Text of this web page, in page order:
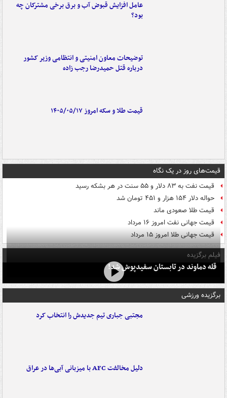
عامل افزایش قبوض آب و برق برخی مشترکان چه
بود؟
توضیحات معاون امنیتی و انتظامی وزیر کشور
درباره قتل حمیدرضا رجب زاده
قیمت طلا و سکه امروز ۱۴۰۵/۰۵/۱۷
قیمت‌های روز در یک نگاه
قیمت نفت به ۸۳ دلار و ۵۵ سنت در هر بشکه رسید
حواله دلار ۱۵۴ هزار و ۴۵۱ تومان شد
قیمت طلا صعودی ماند
قیمت جهانی نفت امروز ۱۶ مرداد
قیمت جهانی طلا امروز ۱۵ مرداد
فیلم برگزیده
قله دماوند در تابستان سفیدپوش شد!
برگزیده ورزشی
مجتبی جباری تیم جدیدش را انتخاب کرد
دلیل مخالفت AFC با میزبانی آبی‌ها در عراق